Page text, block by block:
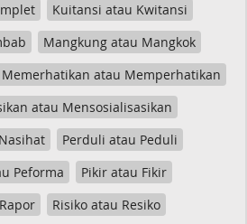
Kuitansi atau Kwitansi
Mangkung atau Mangkok
Memerhatikan atau Memperhatikan
atau Mensosialisasikan
Perduli atau Peduli
Peforma
Pikir atau Fikir
Risiko atau Resiko